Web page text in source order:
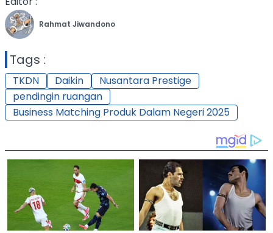
Rahmat Jiwandono
Tags :
TKDN Daikin
Nusantara Prestige
pendingin ruangan
Business Matching Produk Dalam Negeri 2025